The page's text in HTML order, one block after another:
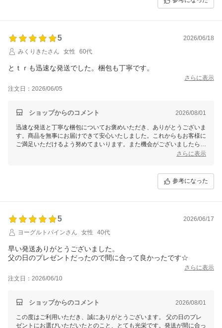
うございます。ぜひお二人で楽しいお食事の時間をお楽しみください。
5
2026/06/18
みくりきたさん
女性 60代
とｔｒも迅速な発送でした。梱包も丁寧です。
さらに表示
注文日：2026/06/05
ショップからのコメント 2026/08/01
迅速な発送と丁寧な梱包についてお褒めいただき、ありがとうございま
す。商品を無事にお届けできて安心いたしました。これからもお客様に
ご満足いただけるよう努めてまいります。また機会がございましたら、
さらに表示
参考になった
5
2026/06/17
ヨーグルトパインさん
女性 40代
早い発送ありがとうございました。
父の日のプレゼントだったので間に合って良かったです☆
さらに表示
注文日：2026/06/10
ショップからのコメント 2026/08/01
この度はご利用いただき、誠にありがとうございます。 父の日のプレ
ゼントにお選びいただいたとのこと、とても光栄です。発送が間に合っ